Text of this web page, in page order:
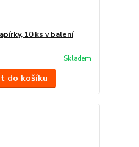
10 ks v balení
Skladem
do košíku